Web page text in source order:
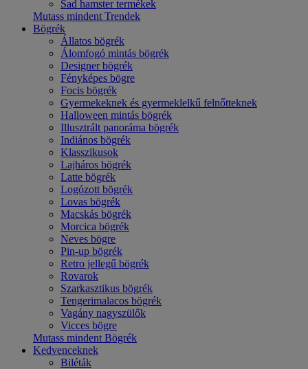
Sad hamster termékek
Mutass mindent Trendek
Bögrék
Állatos bögrék
Álomfogó mintás bögrék
Designer bögrék
Fényképes bögre
Focis bögrék
Gyermekeknek és gyermeklelkű felnőtteknek
Halloween mintás bögrék
Illusztrált panoráma bögrék
Indiános bögrék
Klasszikusok
Lajháros bögrék
Latte bögrék
Logózott bögrék
Lovas bögrék
Macskás bögrék
Morcica bögrék
Neves bögre
Pin-up bögrék
Retro jellegű bögrék
Rovarok
Szarkasztikus bögrék
Tengerimalacos bögrék
Vagány nagyszülők
Vicces bögre
Mutass mindent Bögrék
Kedvenceknek
Biléták